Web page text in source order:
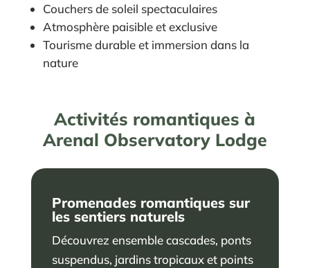
Couchers de soleil spectaculaires
Atmosphère paisible et exclusive
Tourisme durable et immersion dans la
nature
Activités romantiques à
Arenal Observatory Lodge
Promenades romantiques sur
les sentiers naturels
Découvrez ensemble cascades, ponts
suspendus, jardins tropicaux et points